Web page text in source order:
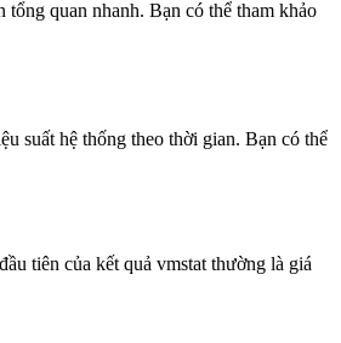
quan nhanh. Bạn có thể tham khảo
suất hệ thống theo thời gian. Bạn có thể
tiên của kết quả vmstat thường là giá